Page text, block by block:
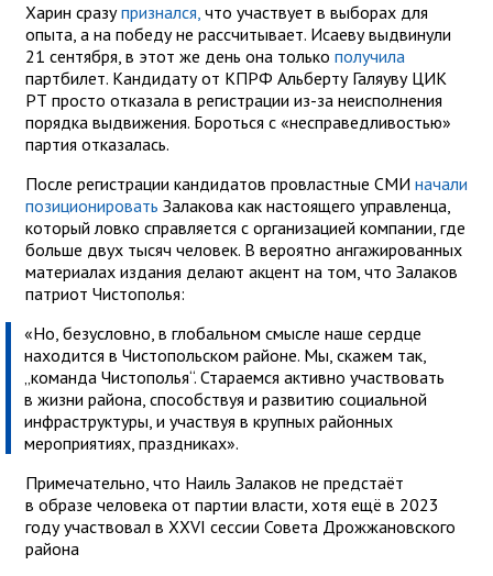
Харин сразупризнался, что участвует в выборах для
опыта, а на победу не рассчитывает. Исаеву выдвинули
21 сентября, в этот же день она только получила
партбилет. Кандидату от КПРФ Альберту Галяуву ЦИК
РТ просто отказала в регистрации из-за неисполнения
порядка выдвижения. Бороться с «несправедливостью»
партия отказалась.
После регистрации кандидатов провластные СМИ начали
позиционировать Залакова как настоящего управленца,
который ловко справляется с организацией компании, где
больше двух тысяч человек. В вероятно ангажированных
материалах издания делают акцент на том, что Залаков
патриот Чистополья:
«Но, безусловно, в глобальном смысле наше сердце
находится в Чистопольском районе. Мы, скажем так,
„команда Чистополья“. Стараемся активно участвовать
в жизни района, способствуя и развитию социальной
инфраструктуры, и участвуя в крупных районных
мероприятиях, праздниках».
Примечательно, что Наиль Залаков не предстаёт
в образе человека от партии власти, хотя ещё в 2023
году участвовал в XXVI сессии Совета Дрожжановского
района